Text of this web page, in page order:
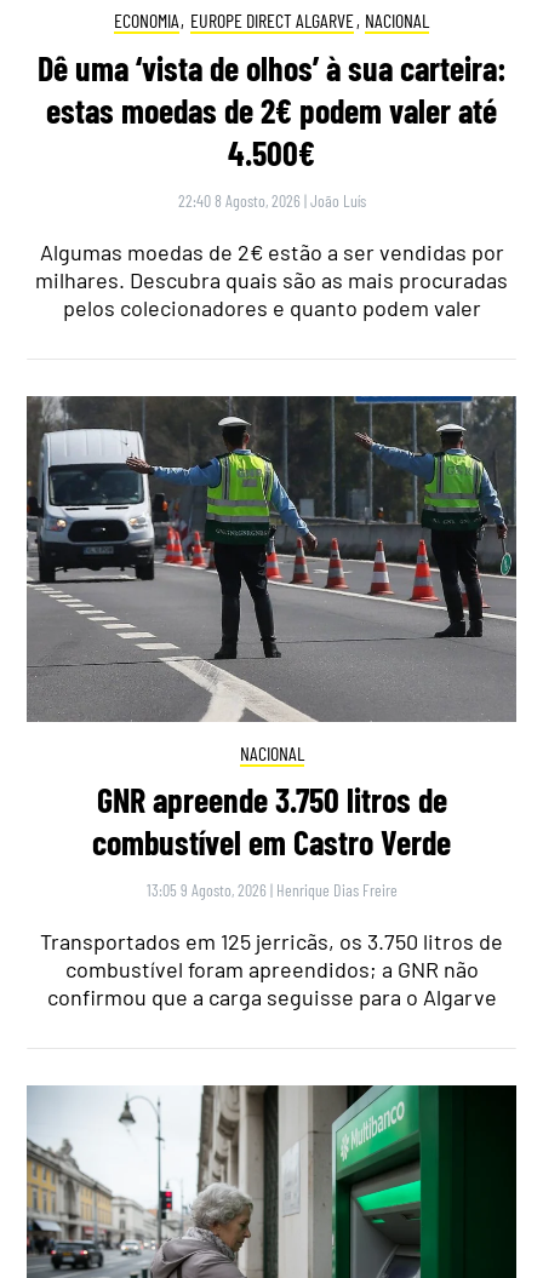
ECONOMIA, EUROPE DIRECT ALGARVE, NACIONAL
Dê uma ‘vista de olhos’ à sua carteira:
estas moedas de 2€ podem valer até
4.500€
22:40 8 Agosto, 2026 |João Luís
Algumas moedas de 2€ estão a ser vendidas por
milhares. Descubra quais são as mais procuradas
pelos colecionadores e quanto podem valer
NACIONAL
GNR apreende 3.750 litros de
combustível em Castro Verde
13:05 9 Agosto, 2026 | Henrique Dias Freire
Transportados em 125 jerricãs, os 3.750 litros de
combustível foram apreendidos; a GNR não
confirmou que a carga seguisse para o Algarve